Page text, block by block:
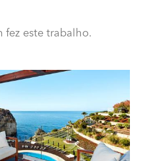
fez este trabalho.